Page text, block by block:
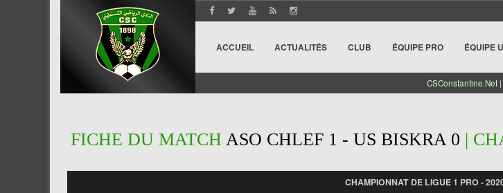
ACCUEIL ACTUALITÉS CLUB ÉQUIPE PRO ÉQUIPE
CSConstantine.Net
FICHE DU MATCH ASO CHLEF 1 - US BISKRA 0 |
CHAMPIONNAT DE LIGUE 1 PRO -